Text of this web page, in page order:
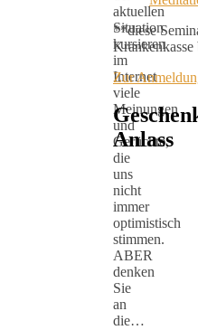
aktuellen
Situation
kursieren
im
Internet
viele
Meinungen
und
Gerüchte,
die
uns
nicht
immer
optimistisch
stimmen.
ABER
denken
Sie
an
die…
**diese
Krankenkasse
Zur
Anlass